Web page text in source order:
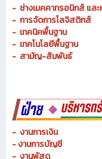
- ช่างเทคนิคสถาปัตยกรร
- ช่างเทคโนโลยีสารสนเทศ
- ช่างเทคนิคควบคุม และซ่
ระบบขนส่งทางราง
- ช่างเมคคาทรอนิกส์ และ
-สามัญ-สัมพันธ์